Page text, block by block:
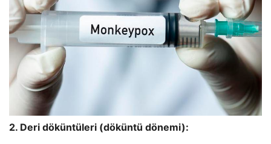
2. Deri döküntüleri (döküntü dönemi):